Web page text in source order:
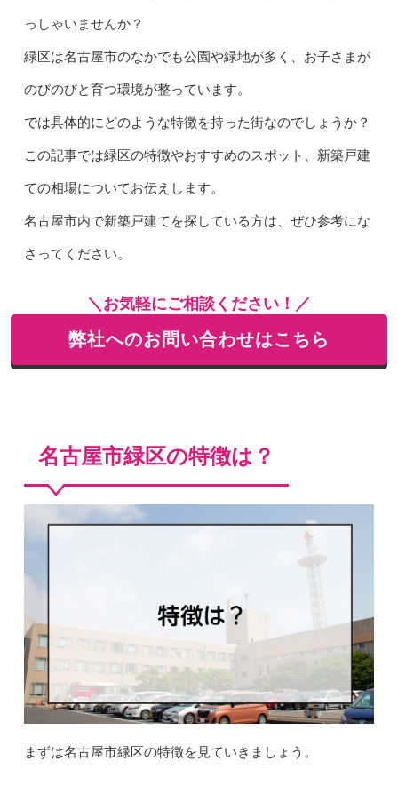
っしゃいませんか？
緑区は名古屋市のなかでも公園や緑地が多く、お子さまが
のびのびと育つ環境が整っています。
では具体的にどのような特徴を持った街なのでしょうか？
この記事では緑区の特徴やおすすめのスポット、新築戸建
ての相場についてお伝えします。
名古屋市内で新築戸建てを探している方は、ぜひ参考にな
さってください。
＼お気軽にご相談ください！／
弊社へのお問い合わせはこちら
名古屋市緑区の特徴は？
まずは名古屋市緑区の特徴を見ていきましょう。